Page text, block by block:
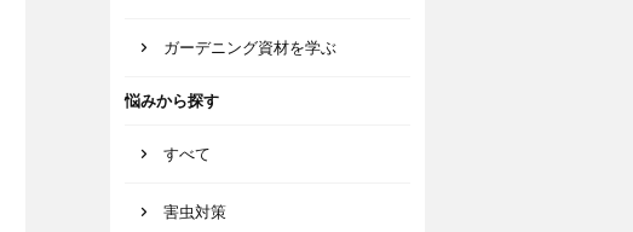
ガーデニング資材を学ぶ
悩みから探す
すべて
害虫対策